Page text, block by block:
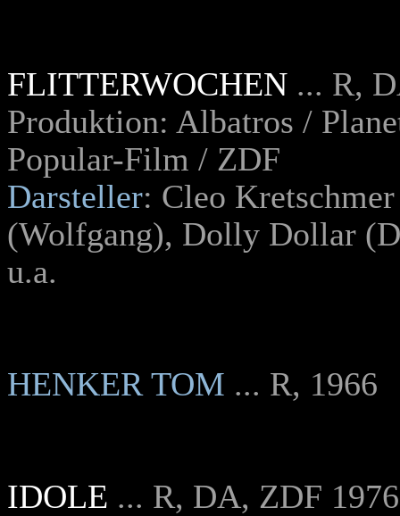
FLITTERWOCHEN ... R,
Produktion: Albatros /
Popular-Film / ZDF
Darsteller: Cleo
(Wolfgang), Dolly Dollar
u.a.
HENKER TOM ... R, 1966
IDOLE ... R, DA, ZDF 1976